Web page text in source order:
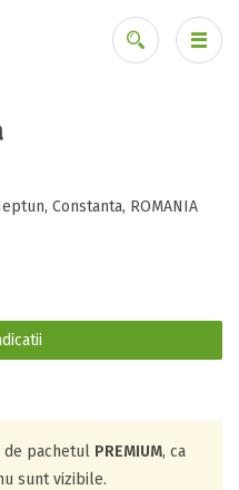
Constanta, ROMANIA
de pachetul PREMIUM, ca
sunt vizibile.